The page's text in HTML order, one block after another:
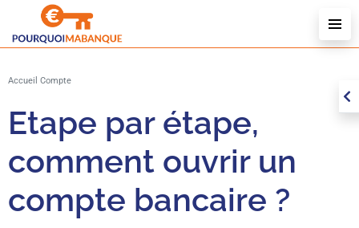
Accueil Compte
Etape par étape,
comment ouvrir un
compte bancaire ?